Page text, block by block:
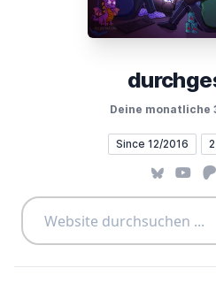
Deine monatliche
Since 12/2016
Bluesky